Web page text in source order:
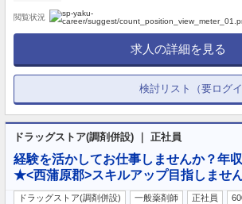
閲覧状況
求人の詳細を見る
検討リスト（要ログイ
ドラッグストア(調剤併設) ｜ 正社員
経験を活かしてお仕事しませんか？年
★<西蒲原郡>スキルアップ目指しませ
ドラッグストア(調剤併設) 一般薬剤師 正社員